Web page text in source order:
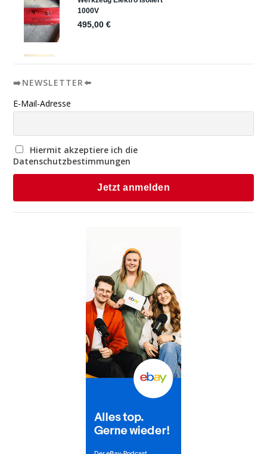
➡️NEWSLETTER⬅️
E-Mail-Adresse
Hiermit akzeptiere ich die
Datenschutzbestimmungen